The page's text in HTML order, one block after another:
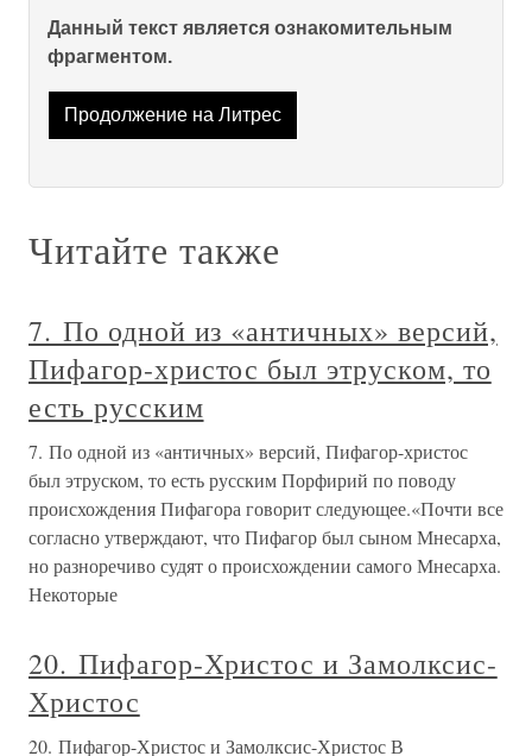
Данный текст является ознакомительным
фрагментом.
Продолжение на Литрес
Читайте также
7. По одной из «античных» версий,
Пифагор-христос был этруском, то
есть русским
7. По одной из «античных» версий, Пифагор-христос
был этруском, то есть русским Порфирий по поводу
происхождения Пифагора говорит следующее.«Почти все
согласно утверждают, что Пифагор был сыном Мнесарха,
но разноречиво судят о происхождении самого Мнесарха.
Некоторые
20. Пифагор-Христос и Замолксис-
Христос
20. Пифагор-Христос и Замолксис-Христос В